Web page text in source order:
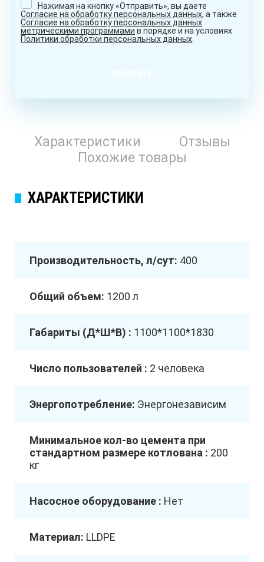
Нажимая на кнопку «Отправить», вы даете
Согласие на обработку персональных данных, а также
Согласие на обработку персональных данных
метрическими программами в порядке и на условиях
Политики обработки персональных данных
Характеристики
Отзывы
Похожие товары
ХАРАКТЕРИСТИКИ
Производительность, л/сут: 400
Общий объем: 1200 л
Габариты (Д*Ш*В) : 1100*1100*1830
Число пользователей : 2 человека
Энергопотребление: Энергонезависим
Минимальное кол-во цемента при
стандартном размере котлована : 200
кг
Насосное оборудование : Нет
Материал: LLDPE